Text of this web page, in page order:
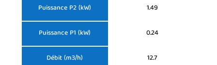
Puissance P2 (kW)
Puissance P1 (kW)
Débit (m3/h)
1.49
0.24
12.7